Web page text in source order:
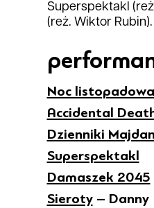
Superspektakl
(reż. Wiktor Rubin).
Noc
Accidental
Dzienniki
Superspektakl
Damaszek 2045
Sieroty – Danny